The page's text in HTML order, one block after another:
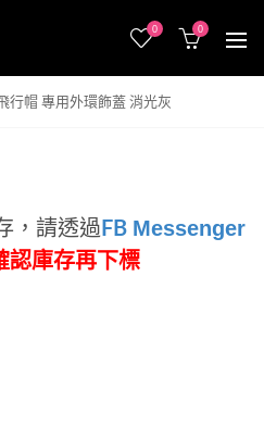
0 0
行帽 專用外環飾蓋 消光灰
， 請透過 FB Messenger
認庫存再下標